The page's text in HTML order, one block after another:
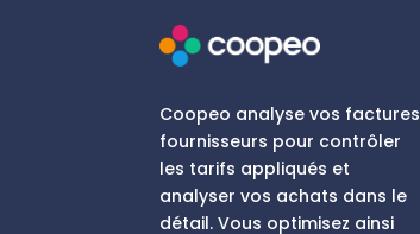
Coopeo analyse vos factures
fournisseurs pour contrôler
les tarifs appliqués et
analyser vos achats dans le
détail. Vous optimisez ainsi